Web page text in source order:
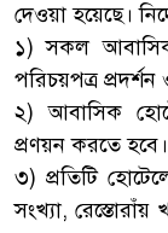
দেওয়া হয়েছে।
১) সকল
পরিচয়পত্র
২) আবাসিক
প্রণয়ন করতে হবে।
৩) প্রতিটি
সংখ্যা, রেস্তোরাঁয়